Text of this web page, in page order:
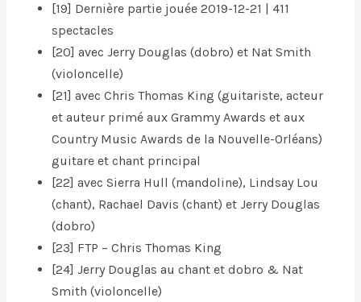
[19] Dernière partie jouée 2019-12-21 | 411
spectacles
[20] avec Jerry Douglas (dobro) et Nat Smith
(violoncelle)
[21] avec Chris Thomas King (guitariste, acteur
et auteur primé aux Grammy Awards et aux
Country Music Awards de la Nouvelle-Orléans)
guitare et chant principal
[22] avec Sierra Hull (mandoline), Lindsay Lou
(chant), Rachael Davis (chant) et Jerry Douglas
(dobro)
[23] FTP – Chris Thomas King
[24] Jerry Douglas au chant et dobro & Nat
Smith (violoncelle)